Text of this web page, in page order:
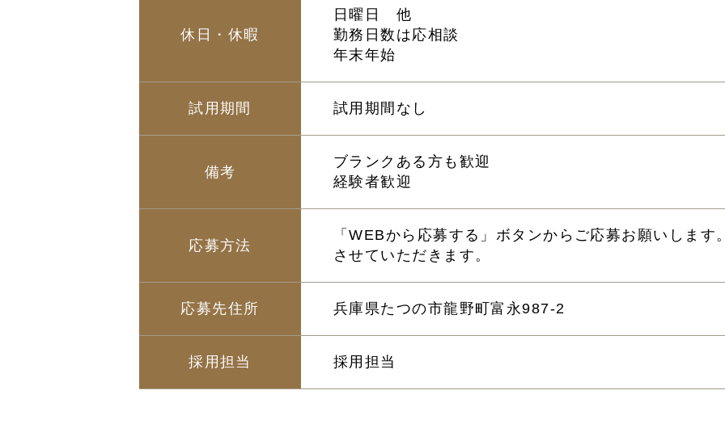
休日・休暇
日曜日 他
勤務日数は応相談
年末年始
試用期間 試用期間なし
備考
ブランクある方も歓迎
経験者歓迎
応募方法
「WEBから応募する」ボタンからご応募お願いしま
させていただきます。
応募先住所 兵庫県たつの市龍野町富永987-2
採用担当 採用担当